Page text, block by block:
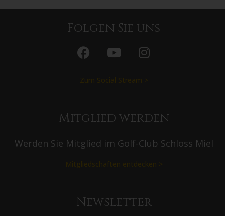
Folgen Sie uns
Zum Social Stream >
Mitglied werden
Werden Sie Mitglied im Golf-Club Schloss Miel
Mitgliedschaften entdecken >
Newsletter